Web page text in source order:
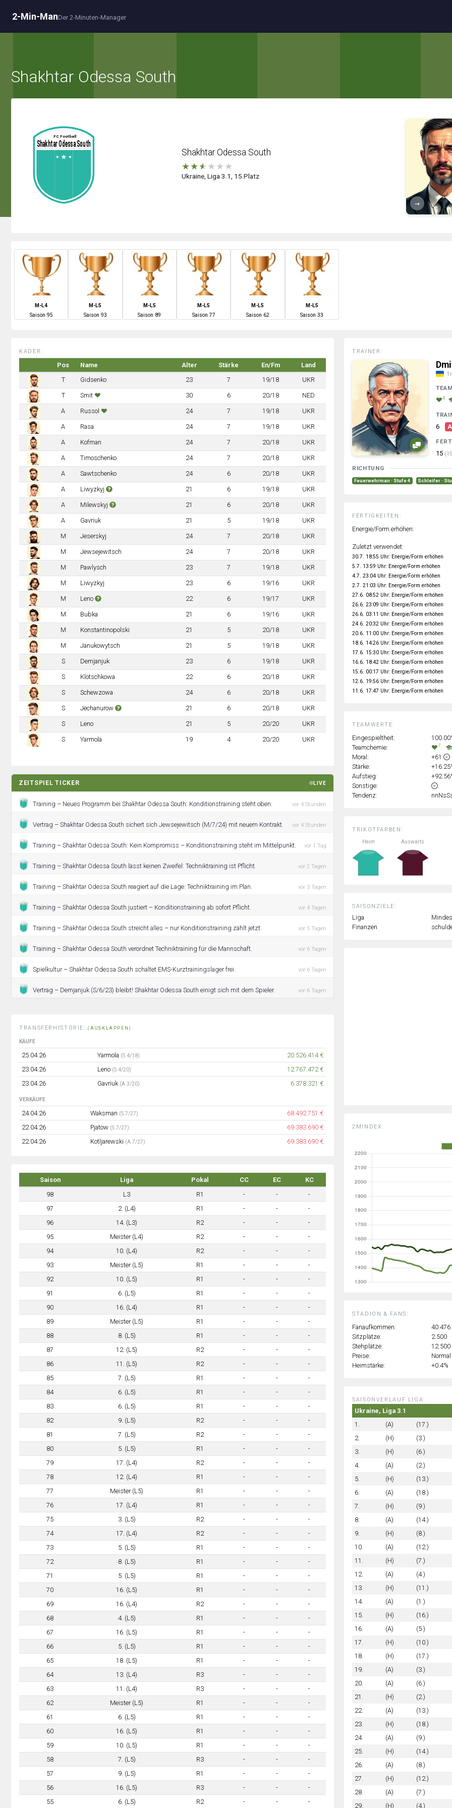
2-Min-ManDer 2-Minuten-Manager
Shakhtar Odessa South
Shakhtar Odessa South
★★★ ★ ★ ★
Ukraine, Liga 3.1, 15.Platz
→
M-L4
Saison 95
M-L5
Saison 93
M-L5
Saison 89
M-L5
Saison 77
M-L5
Saison 62
M-L5
Saison33
KADER:
Pos Name Alter Stärke En/Fm
Land
T
Gidsenko 23 7 19/18 UKR
T Smit 30 6 20/18 NED
A Russol 24 7 19/18 UKR
A Rasa 24 7 19/18 UKR
A Kofman 24 7 20/18 UKR
A Timoschenko 24 7 20/18 UKR
A Sawtschenko 24 6 20/18 UKR
A Liwyzkyj 21 6 19/18 UKR
A Milewskyj 21 6 20/18 UKR
A Gavriuk 21 5 19/18 UKR
M Jeserskyj 24 7 20/18 UKR
M Jewsejewitsch 24 7 20/18 UKR
M Pawlysch 23 7 19/18 UKR
M Liwyzkyj 23 6 19/16 UKR
M Leno 22 6 19/17 UKR
M Bubka 21 6 19/16 UKR
M Konstantinopolski 21 5 20/18 UKR
M Janukowytsch 21 5 19/18 UKR
S Demjanjuk 23 6 19/18 UKR
S Klotschkowa 22 6 20/18 UKR
S Schewzowa 24 6 20/18 UKR
S Jechanurow 21 6 20/18 UKR
S Leno 21 5 20/20 UKR
S Yarmola 19 4 20/20 UKR
ZEITSPIEL TICKER LIVE
Training – Neues Programm bei Shakhtar Odessa South: Konditionstraining steht oben. vor 4 Stunden
Vertrag – Shakhtar Odessa South sichert sich Jewsejewitsch (M/7/24) mit neuem Kontrakt. vor 4 Stunden
Training – Shakhtar Odessa South: Kein Kompromiss – Konditionstraining steht im Mittelpunkt. vor 1 Tag
Training – Shakhtar Odessa South lässt keinen Zweifel: Techniktraining ist Pflicht. vor 2 Tagen
Training – Shakhtar Odessa South reagiert auf die Lage: Techniktraining im Plan. vor 3 Tagen
Training – Shakhtar Odessa South justiert – Konditionstraining ab sofort Pflicht. vor 4 Tagen
Training – Shakhtar Odessa South streicht alles – nur Konditionstraining zählt jetzt. vor 5 Tagen
Training – Shakhtar Odessa South verordnet Techniktraining für die Mannschaft. vor 6 Tagen
Spielkultur – Shakhtar Odessa South schaltet EMS-Kurztrainingslager frei. vor 6 Tagen
Vertrag – Demjanjuk (S/6/23) bleibt! Shakhtar Odessa South einigt sich mit dem Spieler. vor 6 Tagen
TRANSFERHISTORIE:(AUSKLAPPEN)
KÄUFE
25.04.26 Yarmola (S 4/18)
20.526.414 €
23.04.26
Leno (S 4/20)
12.767.472 €
23.04.26
Gavriuk (A 3/20) 6.378.321 €
VERKÄUFE
24.04.26 Waksman (S 7/27)
68.492.751 €
22.04.26
Pjatow (S 7/27)
69.383.690 €
22.04.26
Kotljarewski (A 7/27) 69.383.690 €
Saison Liga Pokal CC EC
KC
98
L3 R1 - -
-
97
2. (L4) R1 - -
-
96
14. (L3) R2 - -
-
95
Meister (L4) R2 - -
-
94
10. (L4) R2 - -
-
93
Meister (L5) R1 - -
-
92
10. (L5) R1 - -
-
91
6. (L5) R1 - -
-
90
16. (L4) R1 - -
-
89
Meister (L5) R1 - -
-
88
8. (L5) R1 - -
-
87
12. (L5) R2 - -
-
86
11. (L5) R2 - -
-
85
7. (L5) R1 - -
-
84
6. (L5) R1 - -
-
83
6. (L5) R1 - -
-
82
9. (L5) R2 - -
-
81
7. (L5) R2 - -
-
80
5. (L5) R1 - -
-
79
17. (L4) R2 - -
-
78
12. (L4) R1 - -
-
77
Meister (L5) R1 - -
-
76
17. (L4) R1 - -
-
75
3. (L5) R2 - -
-
74
17. (L4) R2 - -
-
73
5. (L5) R1 - -
-
72
8. (L5) R1 - -
-
71
5. (L5) R1 - -
-
70
16. (L5) R1 - -
-
69
16. (L4) R2 - -
-
68
4. (L5) R1 - -
-
67
16. (L5) R1 - -
-
66
5. (L5) R1 - -
-
65
18. (L5) R1 - -
-
64
13. (L4) R3 - -
-
63
11. (L4) R3 - -
-
62
Meister (L5) R1 - -
-
61
6. (L5) R1 - -
-
60
16. (L5) R1 - -
-
59
10. (L5) R1 - -
-
58
7. (L5) R3 - -
-
57
9. (L5) R1 - -
-
56
16. (L5) R3 - -
-
55
6. (L5) R2 - - -
TRIKOTFARBEN:
Heim
Auswärts
SAISONZIELE:
Liga
Finanzen
2MINDEX:
TEAMWERTE:
Eingespieltheit:
Teamchemie:
7
Moral:
+61
Stärke:
Aufstieg:
Sonstige:
Tendenz:
TRAINER:
4
6
15
RICHTUNG
Feuerwehrman · Stufe 4 Schleifer ·
FERTIGKEITEN:
Energie/Form erhöhen:
Zuletzt verwendet:
30.7. 18:55 Uhr: Energie/Form erhöhen
5.7. 13:59 Uhr: Energie/Form erhöhen
4.7. 23:04 Uhr: Energie/Form erhöhen
2.7. 21:03 Uhr: Energie/Form erhöhen
27.6. 08:52 Uhr: Energie/Form erhöhen
26.6. 23:09 Uhr: Energie/Form erhöhen
26.6. 03:11 Uhr: Energie/Form erhöhen
24.6. 20:32 Uhr: Energie/Form erhöhen
20.6. 11:00 Uhr: Energie/Form erhöhen
18.6. 14:26 Uhr: Energie/Form erhöhen
17.6. 15:30 Uhr: Energie/Form erhöhen
16.6. 18:42 Uhr: Energie/Form erhöhen
15.6. 00:17 Uhr: Energie/Form erhöhen
12.6. 19:56 Uhr: Energie/Form erhöhen
11.6. 17:47 Uhr: Energie/Form erhöhen
STADION & FANS:
Fanaufkommen:
40.476
Sitzplätze:
2.500
Stehplätze:
12.500
Preise:
Normal
Heimstärke:
+0.4%
SAISONVERLAUF LIGA:
Ukraine, Liga 3.1
1.
(A) (17.)
2.
(H) (3.)
3.
(H) (6.)
4.
(A) (2.)
5.
(H) (13.)
6.
(A) (18.)
7.
(H) (9.)
8.
(A) (14.)
9.
(H) (8.)
10.
(A) (12.)
11.
(H) (7.)
12.
(A) (4.)
13.
(H) (11.)
14.
(A) (1.)
15.
(H) (16.)
16.
(A) (5.)
17.
(H) (10.)
18.
(H) (17.)
19.
(A) (3.)
20.
(A) (6.)
21.
(H) (2.)
22.
(A) (13.)
23.
(H) (18.)
24.
(A) (9.)
25.
(H) (14.)
26.
(A) (8.)
27.
(H) (12.)
28.
(A) (7.)
29.
(H) (4.)